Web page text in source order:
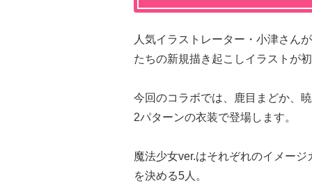
人気イラストレーター・小津さん
たちの新規描き起こしイラストが
今回のコラボでは、鹿目まどか、
2パターンの衣装で登場します。
魔法少女ver.はそれぞれのイメー
を決める5人。